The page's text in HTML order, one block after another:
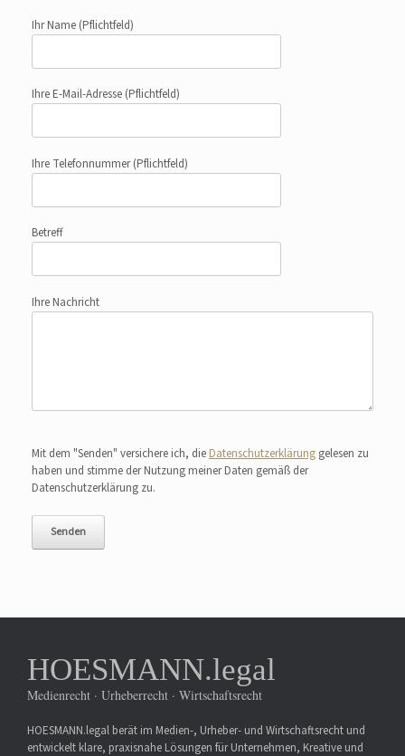
Ihr Name (Pflichtfeld)
Ihre E-Mail-Adresse (Pflichtfeld)
Ihre Telefonnummer(Pflichtfeld)
Betreff
Ihre Nachricht
Mit dem "Senden" versichere ich, die Datenschutzerklärung gelesen zu
haben und stimme der Nutzung meiner Daten gemäß der
Datenschutzerklärung zu.
HOESMANN.legal
Medienrecht · Urheberrecht · Wirtschaftsrecht
HOESMANN.legal berät im Medien-, Urheber- und Wirtschaftsrecht und
entwickelt klare, praxisnahe Lösungen für Unternehmen, Kreative und